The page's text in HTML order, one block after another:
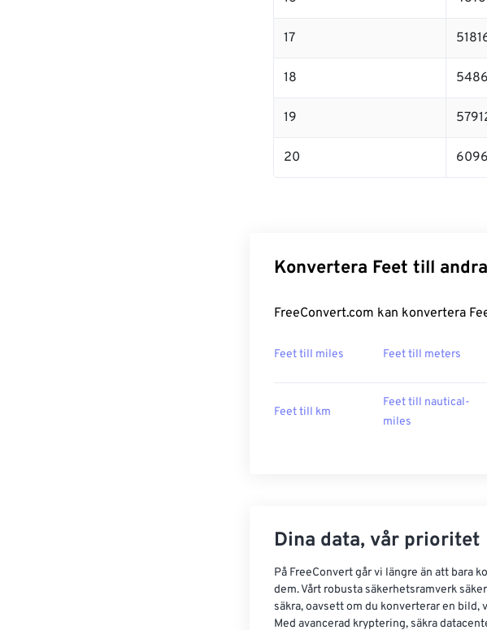
17
18
19
20
Konvertera Feet till
FreeConvert.com kan konvertera
Feet till miles Feet till meters
Feet till km
Feet till nautical-
miles
Dina data, vår prioritet
På FreeConvert går vi längre än att bara
dem. Vårt robusta säkerhetsramverk
säkra, oavsett om du konverterar en
Med avancerad kryptering, säkra